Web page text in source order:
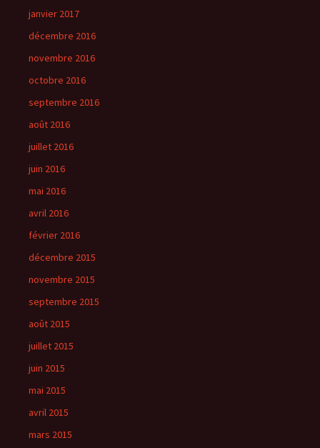
janvier 2017
décembre 2016
novembre 2016
octobre 2016
septembre 2016
août 2016
juillet 2016
juin 2016
mai 2016
avril 2016
février 2016
décembre 2015
novembre 2015
septembre 2015
août 2015
juillet 2015
juin 2015
mai 2015
avril 2015
mars 2015